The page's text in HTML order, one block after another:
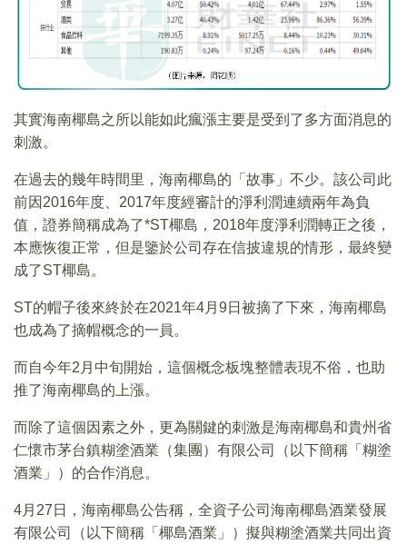
其實海南椰島之所以能如此瘋漲主要是受到了多方面消息的
刺激。
在過去的幾年時間里，海南椰島的「故事」不少。該公司此
前因2016年度、2017年度經審計的淨利潤連續兩年為負
值，證券簡稱成為了*ST椰島，2018年度淨利潤轉正之後，
本應恢復正常，但是鑒於公司存在信披違規的情形，最終變
成了ST椰島。
ST的帽子後來終於在2021年4月9日被摘了下來，海南椰島
也成為了摘帽概念的一員。
而自今年2月中旬開始，這個概念板塊整體表現不俗，也助
推了海南椰島的上漲。
而除了這個因素之外，更為關鍵的刺激是海南椰島和貴州省
仁懷市茅台鎮糊塗酒業（集團）有限公司（以下簡稱「糊塗
酒業」）的合作消息。
4月27日，海南椰島公告稱，全資子公司海南椰島酒業發展
有限公司（以下簡稱「椰島酒業」）擬與糊塗酒業共同出資